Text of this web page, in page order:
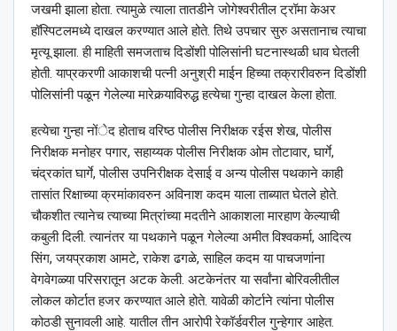
जखमी झाला होता. त्यामुळे त्याला तातडीने जोगेश्‍वरीतील ट्रॉमा केअर
हॉस्पिटलमध्ये दाखल करण्यात आले होते. तिथे उपचार सुरु असतानाच त्याचा
मृत्यू झाला. ही माहिती समजताच दिडोंशी पोलिसांनी घटनास्थळी धाव घेतली
होती. याप्रकरणी आकाशची पत्नी अनुश्री माईन हिच्या तक्रारीवरुन दिडोंशी
पोलिसांनी पळून गेलेल्या मारेकर्‍याविरुद्ध हत्येचा गुन्हा दाखल केला होता.
हत्येचा गुन्हा नोंेद होताच वरिष्ठ पोलीस निरीक्षक रईस शेख, पोलीस
निरीक्षक मनोहर पगार, सहाय्यक पोलीस निरीक्षक ओम तोटावार, घार्गे,
चंद्रकांत घार्गे, पोलीस उपनिरीक्षक देसाई व अन्य पोलीस पथकाने काही
तासांत रिक्षाच्या क्रमांकावरुन अविनाश कदम याला ताब्यात घेतले होते.
चौकशीत त्यानेच त्याच्या मित्रांच्या मदतीने आकाशला मारहाण केल्याची
कबुली दिली. त्यानंतर या पथकाने पळून गेलेल्या अमीत विश्‍वकर्मा, आदित्य
सिंग, जयप्रकाश आमटे, राकेश ढगळे, साहिल कदम या पाचजणांना
वेगवेगळ्या परिसरातून अटक केली. अटकेनंतर या सर्वांना बोरिवलीतील
लोकल कोर्टात हजर करण्यात आले होते. यावेळी कोर्टाने त्यांना पोलीस
कोठडी सुनावली आहे. यातील तीन आरोपी रेकॉर्डवरील गुन्हेगार आहेत.